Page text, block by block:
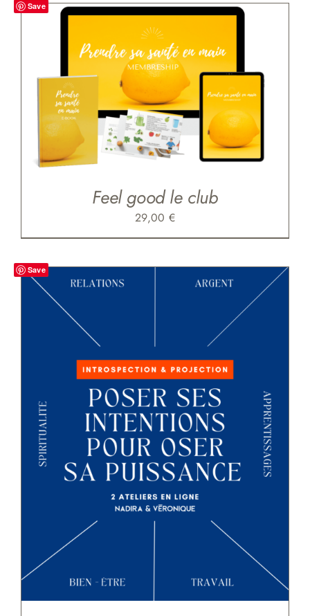
Save
Feel good le club
29,00 €
Save